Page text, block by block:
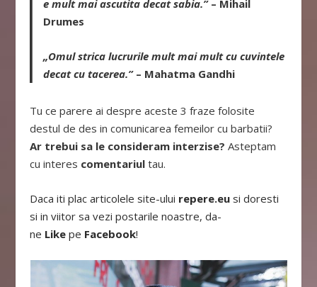
e mult mai ascutita decat sabia.” – Mihail
Drumes
„Omul strica lucrurile mult mai mult cu cuvintele
decat cu tacerea.”– Mahatma Gandhi
Tu ce parere ai despre aceste 3 fraze folosite
destul de des in comunicarea femeilor cu barbatii?
Ar trebui sa le consideram interzise? Asteptam
cu interes comentariul tau.
Daca iti plac articolele site-ului repere.eu si doresti
si in viitor sa vezi postarile noastre, da-
ne Like pe Facebook!